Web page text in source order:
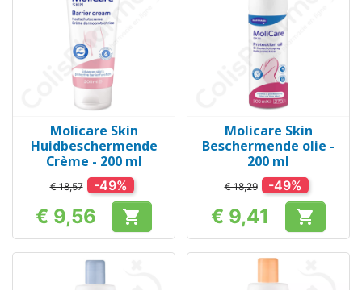
Molicare Skin
Huidbeschermende
Crème - 200 ml
€ 18,57 -49%
Prijs
€ 9,56 
Molicare Skin
Beschermende olie -
200 ml
€ 18,29 -49%
Prijs
€ 9,41 